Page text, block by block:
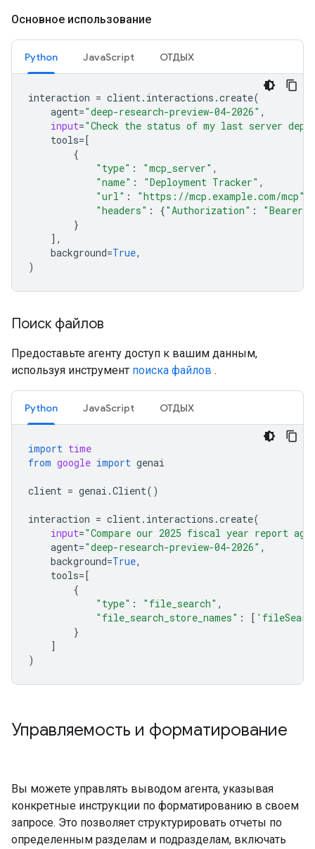
Основное использование
Python JavaScript ОТДЫХ
interaction = client. interactions .create(
agent="deep-research-preview-04-2026" ,
input="Check the status of my last server
tools=[
{
"type" : "mcp_server" ,
"name" : "Deployment Tracker" ,
"url" : "https://mcp.example.com/mcp"
"headers" : {"Authorization" :
"Bearer
}
],
background=True,
)
Поиск файлов
Предоставьте агенту доступ к вашим данным,
используя инструмент поиска файлов .
Python JavaScript ОТДЫХ
import time
from google import genai
client = genai .Client()
interaction = client. interactions .create(
input="Compare our 2025 fiscal year report
agent="deep-research-preview-04-2026" ,
background=True,
tools=[
{
"type" : "file_search" ,
"file_search_store_names" : [
}
]
)
Управляемость и форматирование
Вы можете управлять выводом агента, указывая
конкретные инструкции по форматированию в своем
запросе. Это позволяет структурировать отчеты по
определенным разделам и подразделам, включать